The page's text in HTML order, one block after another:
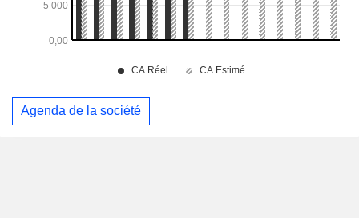
Agenda de la société